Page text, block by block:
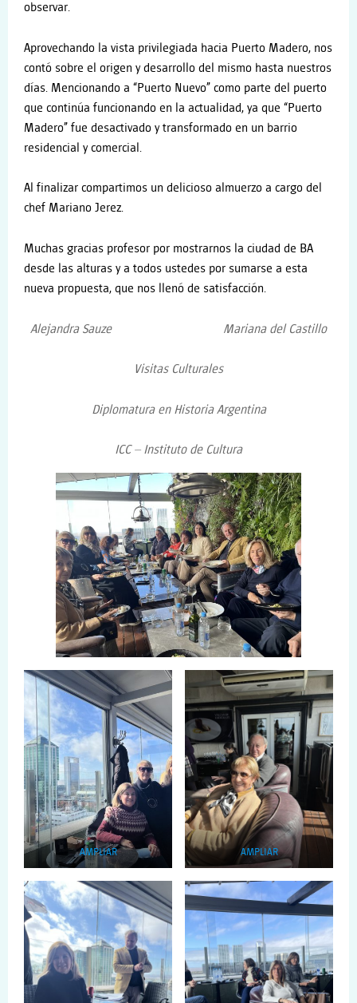
observar.
Aprovechando la vista privilegiada hacia Puerto Madero, nos
contó sobre el origen y desarrollo del mismo hasta nuestros
días. Mencionando a “Puerto Nuevo” como parte del puerto
que continúa funcionando en la actualidad, ya que “Puerto
Madero” fue desactivado y transformado en un barrio
residencial y comercial.
Al finalizar compartimos un delicioso almuerzo a cargo del
chef Mariano Jerez.
Muchas gracias profesor por mostrarnos la ciudad de BA
desde las alturas y a todos ustedes por sumarse a esta
nueva propuesta, que nos llenó de satisfacción.
Alejandra Sauze Mariana del Castillo
Visitas Culturales
Diplomatura en Historia Argentina
ICC – Instituto de Cultura
AMPLIAR AMPLIAR